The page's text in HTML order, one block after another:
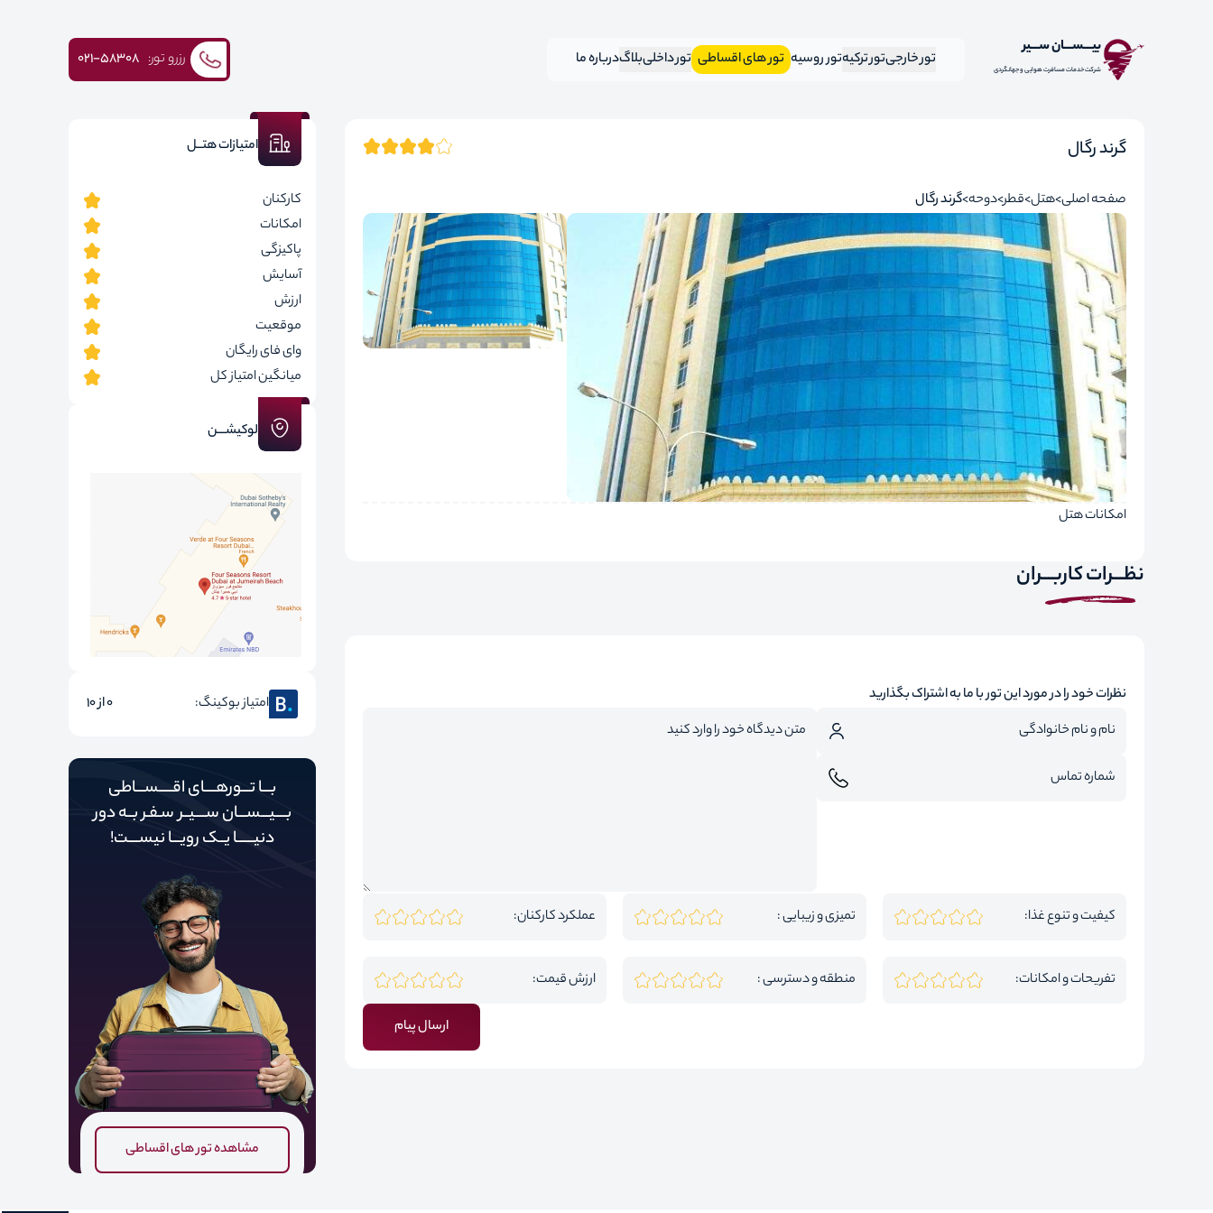
بیـــســـان ســـیر
شرکت خدمات مسافرت هوایی و جهانگردی تور خارجی تور ترکیهتور روسیه تور های اقساطی تور داخلیبلاگدرباره ما رزرو تور: ۰۲۱-58308
گرند رگال
صفحه اصلی هتل قطر دوحه گرند رگال
امکانات هتل
نظـــرات کاربـــران
نظرات خود را در مورد این تور با ما به اشتراک بگذارید
کیفیت و تنوع غذا: تمیزی و زیبایی : عملکرد کارکنان:
تفریحات و امکانات: منطقه و دسترسی : ارزش قیمت:
ارسال پیام
امتیازات هتــل
کارکنان
امکانات
پاکیزگی
آسایش
ارزش
موقعیت
وای فای رایگان
میانگین امتیاز کل
لوکیشـــن
امتیاز بوکینگ: 0 از 10
بـــا تـــورهــــای اقـــــســـاطی
بــــیـــســـان ســــیــر سـفـر بــه دور‌‌‌‌
دنیـــــ‌‌ـا یــک رویـــا نیســــت!
مشاهده تور های اقساطی